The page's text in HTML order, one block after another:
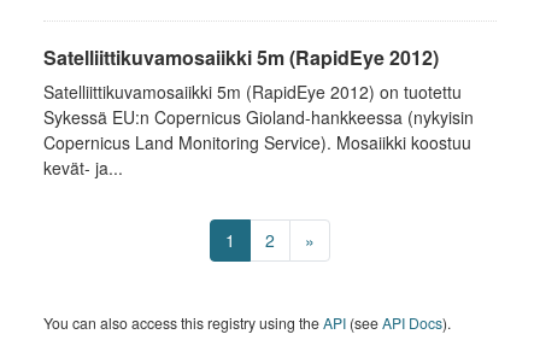
Satelliittikuvamosaiikki 5m (RapidEye 2012)
Satelliittikuvamosaiikki 5m (RapidEye 2012) on tuotettu
Sykessä EU:n Copernicus Gioland-hankkeessa (nykyisin
Copernicus Land Monitoring Service). Mosaiikki koostuu
kevät- ja...
1 2 »
You can also access this registry using theAPI (seeAPI Docs).